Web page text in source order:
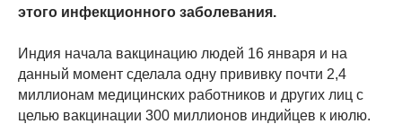
этого инфекционного заболевания.
Индия начала вакцинацию людей 16 января и на
данный момент сделала одну прививку почти 2,4
миллионам медицинских работников и других лиц с
целью вакцинации 300 миллионов индийцев к июлю.